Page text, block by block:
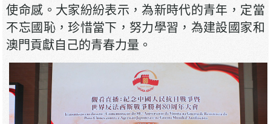
使命感。大家紛紛表示，為新時代的青年，定當
不忘國恥，珍惜當下，努力學習，為建設國家和
澳門貢獻自己的青春力量。